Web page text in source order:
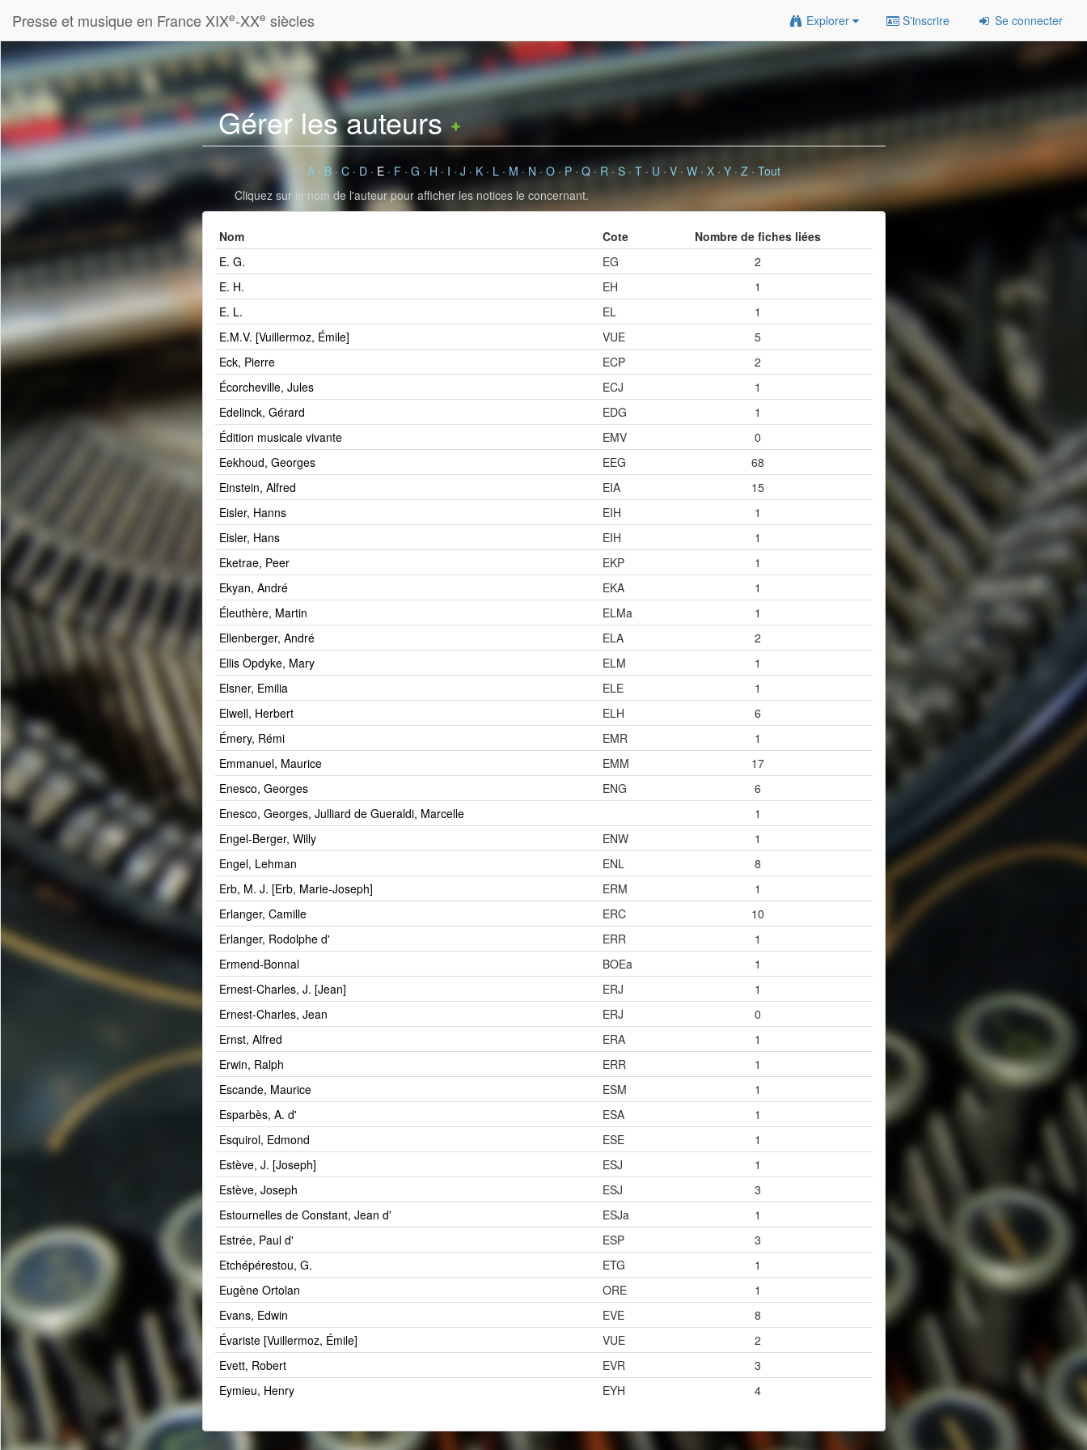
Presse et musique en France XIXe-XXe siècles Explorer S'inscrire Se connecter
Gérer les auteurs
A· B· C· D· E· F · G · H · I · J · K· L· M · N· O·P· Q· R· S· T· U · V· W· X· Y·Z·Tout
Cliquez sur le nom de l'auteur pour afficher les notices le concernant.
Nom Cote
Nombre de fiches liées
E. G.
EG
2
E. H.
EH
1
E. L.
EL
1
E.M.V. [Vuillermoz, Émile]
VUE
5
Eck, Pierre
ECP
2
Écorcheville, Jules
ECJ
1
Edelinck, Gérard
EDG
1
Édition musicale vivante
EMV
0
Eekhoud, Georges
EEG
68
Einstein, Alfred
EIA
15
Eisler, Hanns
EIH
1
Eisler, Hans
EIH
1
Eketrae, Peer
EKP
1
Ekyan, André
EKA
1
Éleuthère, Martin
ELMa
1
Ellenberger, André
ELA
2
Ellis Opdyke, Mary
ELM
1
Elsner, Emilia
ELE
1
Elwell, Herbert
ELH
6
Émery, Rémi
EMR
1
Emmanuel, Maurice
EMM
17
Enesco, Georges
ENG
6
Enesco, Georges, Julliard de Gueraldi, Marcelle
1
Engel-Berger, Willy
ENW
1
Engel, Lehman
ENL
8
Erb, M. J. [Erb, Marie-Joseph]
ERM
1
Erlanger, Camille
ERC
10
Erlanger, Rodolphe d'
ERR
1
Ermend-Bonnal
BOEa
1
Ernest-Charles, J. [Jean]
ERJ
1
Ernest-Charles, Jean
ERJ
0
Ernst, Alfred
ERA
1
Erwin, Ralph
ERR
1
Escande, Maurice
ESM
1
Esparbès, A. d'
ESA
1
Esquirol, Edmond
ESE
1
Estève, J. [Joseph]
ESJ
1
Estève, Joseph
ESJ
3
Estournelles de Constant, Jean d'
ESJa
1
Estrée, Paul d'
ESP
3
Etchépérestou, G.
ETG
1
Eugène Ortolan
ORE
1
Evans, Edwin
EVE
8
Évariste [Vuillermoz, Émile]
VUE
2
Evett, Robert
EVR
3
Eymieu, Henry
EYH 4